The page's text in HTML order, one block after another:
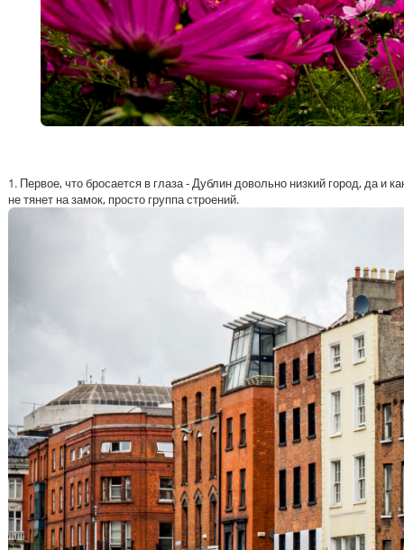
1. Первое, что бросается в глаза - Дублин довольно низкий город, да и
не тянет на замок, просто группа строений.